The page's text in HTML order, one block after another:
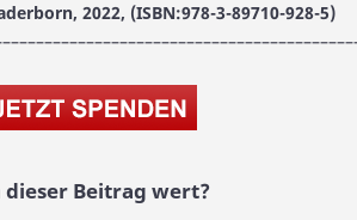
2022, (ISBN:978-3-89710-928-5)
Beitrag wert?